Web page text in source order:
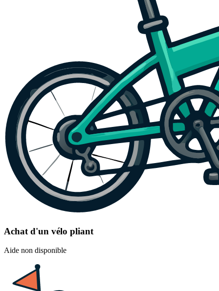
Achat d'un vélo pliant
Aide non disponible